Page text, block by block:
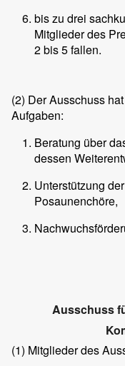
bis zu drei
Mitglieder des
2 bis 5 fallen.
(2) Der Ausschuss
Aufgaben:
Beratung über
dessen
Unterstützung
Posaunenchöre,
Ausschuss
(1) Mitglieder des